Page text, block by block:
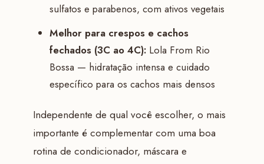
sulfatos e parabenos, com ativos vegetais
Melhor para crespos e cachos
fechados (3C ao 4C):Lola From Rio
Bossa — hidratação intensa e cuidado
específico para os cachos mais densos
Independente de qual você escolher, o mais
importante é complementar com uma boa
rotina de condicionador, máscara e